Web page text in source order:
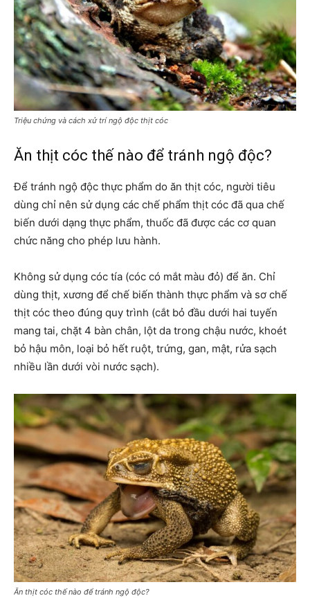
Triệu chứng và cách xử trí ngộ độc thịt cóc
Ăn thịt cóc thế nào để tránh ngộ độc?
Để tránh ngộ độc thực phẩm do ăn thịt cóc, người tiêu
dùng chỉ nên sử dụng các chế phẩm thịt cóc đã qua chế
biến dưới dạng thực phẩm, thuốc đã được các cơ quan
chức năng cho phép lưu hành.
Không sử dụng cóc tía (cóc có mắt màu đỏ) để ăn. Chỉ
dùng thịt, xương để chế biến thành thực phẩm và sơ chế
thịt cóc theo đúng quy trình (cắt bỏ đầu dưới hai tuyến
mang tai, chặt 4 bàn chân, lột da trong chậu nước, khoét
bỏ hậu môn, loại bỏ hết ruột, trứng, gan, mật, rửa sạch
nhiều lần dưới vòi nước sạch).
Ăn thịt cóc thế nào để tránh ngộ độc?